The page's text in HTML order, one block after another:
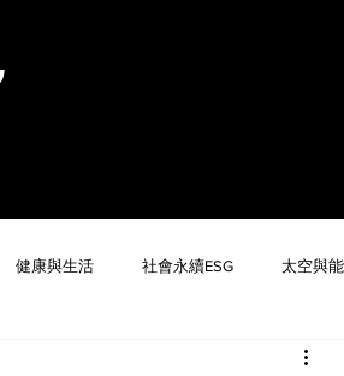
健康與生活 社會永續ESG 太空與